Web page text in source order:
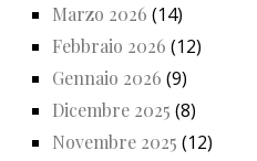
Marzo 2026 (14)
Febbraio 2026 (12)
Gennaio 2026 (9)
Dicembre 2025 (8)
Novembre 2025 (12)